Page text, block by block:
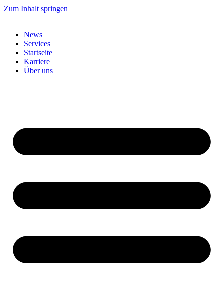
Zum Inhalt springen
News
Services
Startseite
Karriere
Über uns